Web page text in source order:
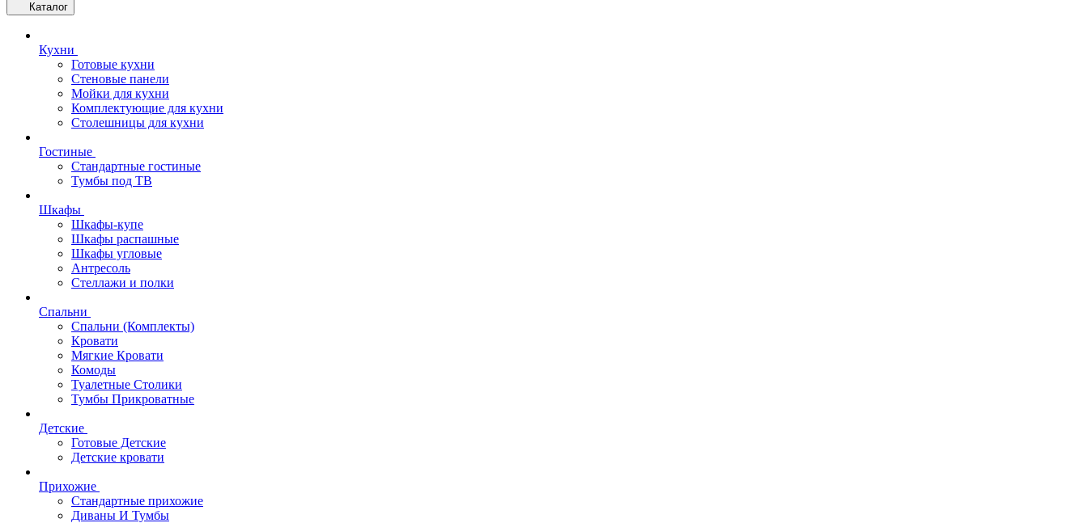
Каталог
Кухни
Готовые кухни
Стеновые панели
Мойки для кухни
Комплектующие для кухни
Столешницы для кухни
Гостиные
Стандартные гостиные
Тумбы под ТВ
Шкафы
Шкафы-купе
Шкафы распашные
Шкафы угловые
Антресоль
Стеллажи и полки
Спальни
Спальни (Комплекты)
Кровати
Мягкие Кровати
Комоды
Туалетные Столики
Тумбы Прикроватные
Детские
Готовые Детские
Детские кровати
Прихожие
Стандартные прихожие
Диваны И Тумбы